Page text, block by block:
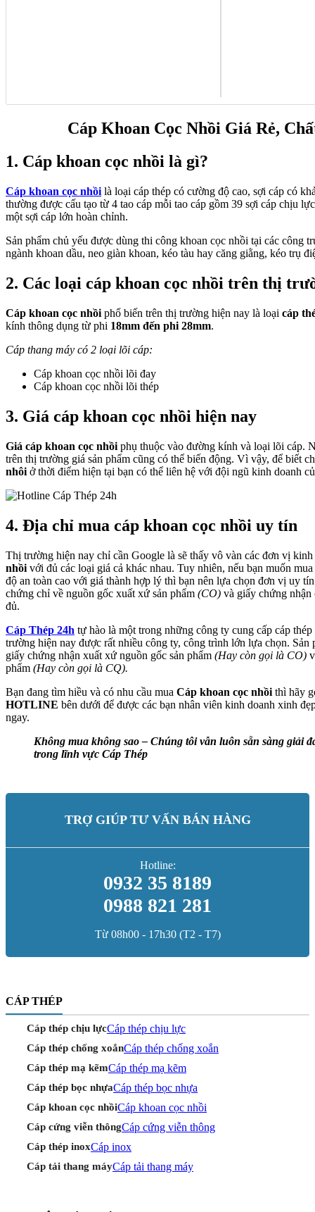
Cáp Khoan Cọc Nhồi Giá Rẻ,
1. Cáp khoan cọc nhồi là gì?
Cáp khoan cọc nhồi là loại cáp thép có cường độ cao, sợi cáp có
thường được cấu tạo từ 4 tao cáp mỗi tao cáp gồm 39 sợi cáp chịu
một sợi cáp lớn hoàn chỉnh.
Sản phẩm chủ yếu được dùng thi công khoan cọc nhồi tại các công
ngành khoan dầu, neo giàn khoan, kéo tàu hay căng giằng, kéo trụ
2. Các loại cáp khoan cọc nhồi trên thị
Cáp khoan cọc nhồi phổ biến trên thị trường hiện nay là loại cáp
kính thông dụng từ phi 18mm đến phi 28mm.
Cáp thang máy có 2 loại lõi cáp:
Cáp khoan cọc nhồi lõi đay
Cáp khoan cọc nhồi lõi thép
3. Giá cáp khoan cọc nhồi hiện nay
Giá cáp khoan cọc nhồi phụ thuộc vào đường kính và loại lõi cáp.
trên thị trường giá sản phẩm cũng có thể biến động. Vì vậy, để biết
nhôi ở thời điểm hiện tại bạn có thể liên hệ với đội ngũ kinh doanh
4. Địa chỉ mua cáp khoan cọc nhồi uy tín
Thị trường hiện nay chỉ cần Google là sẽ thấy vô vàn các đơn vị
nhồi với đủ các loại giá cả khác nhau. Tuy nhiên, nếu bạn muốn
độ an toàn cao với giá thành hợp lý thì bạn nên lựa chọn đơn vị uy
chứng chỉ về nguồn gốc xuất xứ sản phẩm (CO) và giấy chứng
đủ.
Cáp Thép 24h tự hào là một trong những công ty cung cấp cáp
trường hiện nay được rất nhiều công ty, công trình lớn lựa chọn. Sản
giấy chứng nhận xuất xứ nguồn gốc sản phẩm (Hay còn gọi là CO)
phẩm (Hay còn gọi là CQ).
Bạn đang tìm hiều và có nhu cầu mua Cáp khoan cọc nhồi thì hãy
HOTLINE bên dưới để được các bạn nhân viên kinh doanh xinh
ngay.
Không mua không sao – Chúng tôi vẫn luôn sẵn sàng giải
trong lĩnh vực Cáp Thép
TRỢ GIÚP TƯ VẤN BÁN HÀNG
Hotline:
0932 35 8189
0988 821 281
Từ 08h00 - 17h30 (T2 - T7)
CÁP THÉP
Cáp thép chịu lựcCáp thép chịu lực
Cáp thép chống xoắnCáp thép chống xoắn
Cáp thép mạ kẽmCáp thép mạ kẽm
Cáp thép bọc nhựaCáp thép bọc nhựa
Cáp khoan cọc nhồiCáp khoan cọc nhồi
Cáp cứng viễn thôngCáp cứng viễn thông
Cáp thép inoxCáp inox
Cáp tải thang máyCáp tải thang máy